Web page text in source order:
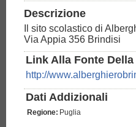
Descrizione
Il sito scolastico di
Via Appia 356 Brindisi
Link Alla Fonte
http://
Dati Addizionali
Regione: Puglia